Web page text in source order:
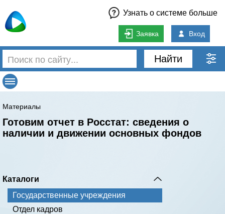
Узнать о системе больше
Заявка Вход
Найти
Материалы
Готовим отчет в Росстат: сведения о
наличии и движении основных фондов
Каталоги
Государственные учреждения
Отдел кадров